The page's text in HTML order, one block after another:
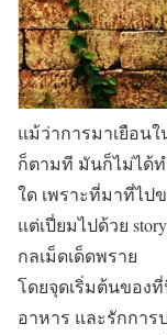
แม้ว่าการมาเยือน
ก็ตามที มันก็ไม่ได้
ใด เพราะที่มาที่ไป
แต่เปี่ยมไปด้วย
กลเม็ดเด็ดพราย
โดยจุดเริ่มต้นของ
อาหาร และรักกา